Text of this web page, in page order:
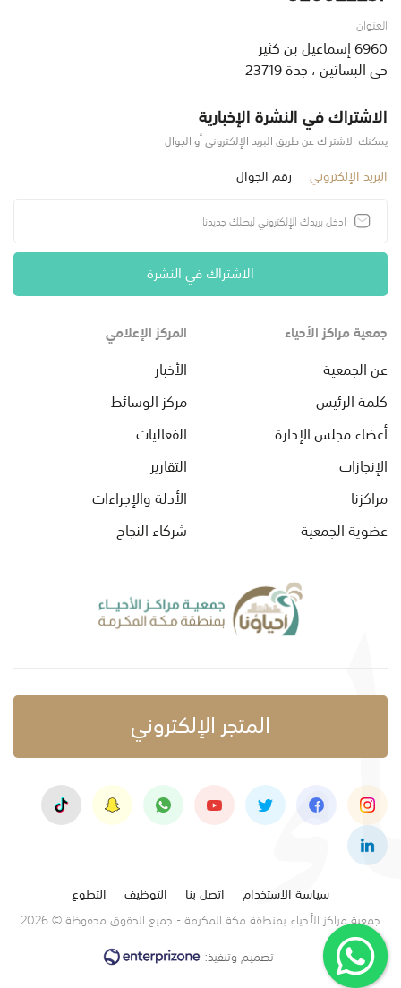
العنوان
6960 إسماعيل بن كثير
حي البساتين ، جدة 23719
الاشتراك في النشرة الإخبارية
يمكنك الاشتراك عن طريق البريد الإلكتروني أو الجوال
البريد الإلكتروني رقم الجوال
الاشتراك في النشرة
جمعية مراكز الأحياء
عن الجمعية
كلمة الرئيس
أعضاء مجلس الإدارة
الإنجازات
مراكزنا
عضوية الجمعية
المركز الإعلامي
الأخبار
مركز الوسائط
الفعاليات
التقارير
الأدلة والإجراءات
شركاء النجاح
المتجر الإلكتروني
سياسة الاستخدام اتصل بنا التوظيف
التطوع
جمعية مراكز الأحياء بمنطقة مكة المكرمة - جميع الحقوق محفوظة © 2026
تصميم وتنفيذ: